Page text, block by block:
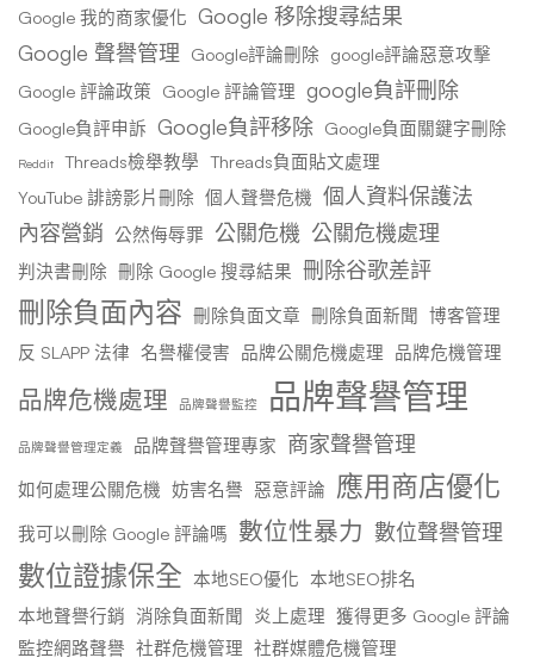
Google 我的商家優化 Google 移除搜尋結果
Google 聲譽管理 Google評論刪除 google評論惡意攻擊
Google 評論政策 Google 評論管理 google負評刪除
Google負評申訴 Google負評移除 Google負面關鍵字刪除
Reddit Threads檢舉教學 Threads負面貼文處理
YouTube 誹謗影片刪除 個人聲譽危機 個人資料保護法
內容營銷 公然侮辱罪 公關危機 公關危機處理
判決書刪除 刪除 Google 搜尋結果 刪除谷歌差評
刪除負面內容 刪除負面文章 刪除負面新聞 博客管理
反 SLAPP 法律 名譽權侵害 品牌公關危機處理 品牌危機管理
品牌危機處理 品牌聲譽監控 品牌聲譽管理
品牌聲譽管理定義 品牌聲譽管理專家 商家聲譽管理
如何處理公關危機 妨害名譽 惡意評論 應用商店優化
我可以刪除 Google 評論嗎 數位性暴力 數位聲譽管理
數位證據保全 本地SEO優化 本地SEO排名
本地聲譽行銷 消除負面新聞 炎上處理 獲得更多 Google 評論
監控網路聲譽 社群危機管理 社群媒體危機管理